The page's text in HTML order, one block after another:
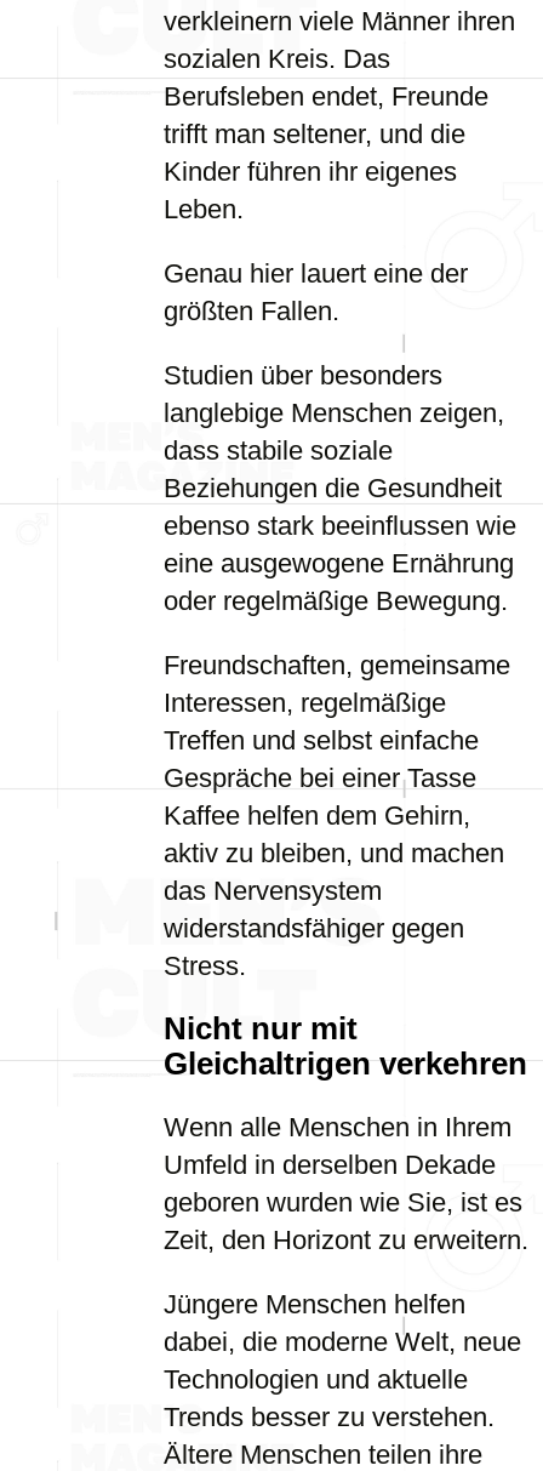
verkleinern viele Männer ihren
sozialen Kreis. Das
Berufsleben endet, Freunde
trifft man seltener, und die
Kinder führen ihr eigenes
Leben.
Genau hier lauert eine der
größten Fallen.
Studien über besonders
langlebige Menschen zeigen,
dass stabile soziale
Beziehungen die Gesundheit
ebenso stark beeinflussen wie
eine ausgewogene Ernährung
oder regelmäßige Bewegung.
Freundschaften, gemeinsame
Interessen, regelmäßige
Treffen und selbst einfache
Gespräche bei einer Tasse
Kaffee helfen dem Gehirn,
aktiv zu bleiben, und machen
das Nervensystem
widerstandsfähiger gegen
Stress.
Nicht nur mit
Gleichaltrigen verkehren
Wenn alle Menschen in Ihrem
Umfeld in derselben Dekade
geboren wurden wie Sie, ist es
Zeit, den Horizont zu erweitern.
Jüngere Menschen helfen
dabei, die moderne Welt, neue
Technologien und aktuelle
Trends besser zu verstehen.
Ältere Menschen teilen ihre